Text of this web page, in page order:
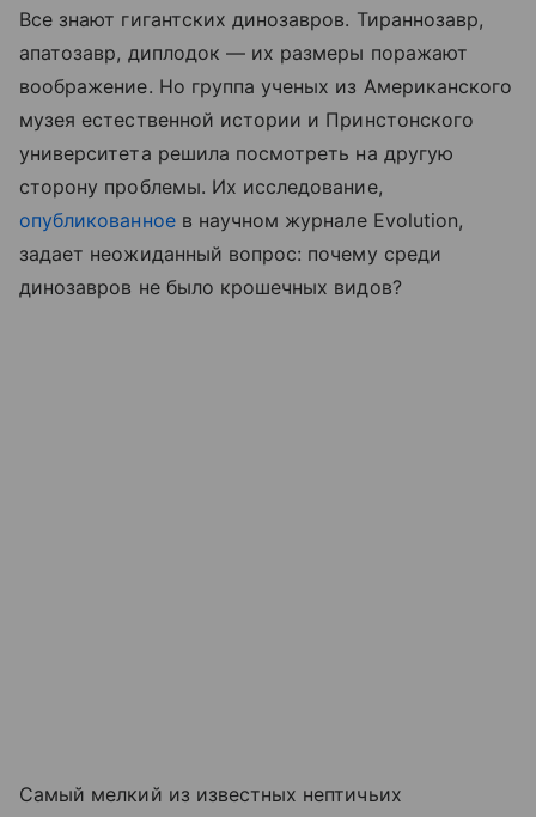
Все знают гигантских динозавров. Тираннозавр,
апатозавр, диплодок — их размеры поражают
воображение. Но группа ученых из Американского
музея естественной истории и Принстонского
университета решила посмотреть на другую
сторону проблемы. Их исследование,
опубликованноев научном журнале Evolution,
задает неожиданный вопрос: почему среди
динозавров не было крошечных видов?
Самый мелкий из известных нептичьих